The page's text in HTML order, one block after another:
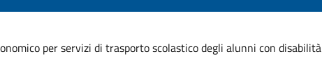
per servizi di trasporto scolastico degli alunni con disabilità